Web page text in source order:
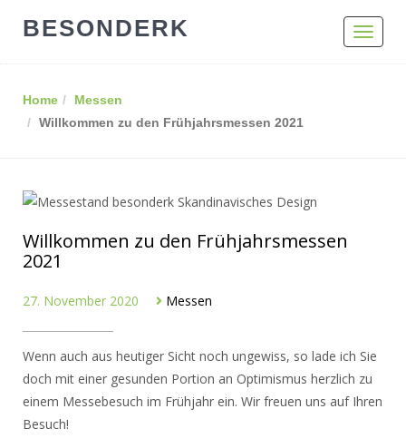
Toggle
BESONDERK
Home
Messen
Willkommen zu den Frühjahrsmessen 2021
Willkommen zu den Frühjahrsmessen
2021
27. November 2020 Messen
Wenn auch aus heutiger Sicht noch ungewiss, so lade ich Sie
doch mit einer gesunden Portion an Optimismus herzlich zu
einem Messebesuch im Frühjahr ein. Wir freuen uns auf Ihren
Besuch!